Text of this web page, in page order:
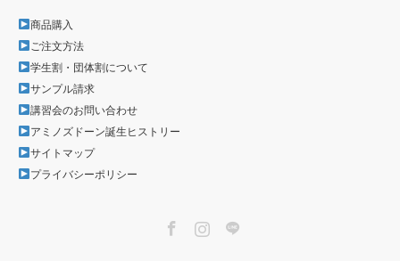
商品購入
ご注文方法
学生割・団体割について
サンプル請求
講習会のお問い合わせ
アミノズドーン誕生ヒストリー
サイトマップ
プライバシーポリシー